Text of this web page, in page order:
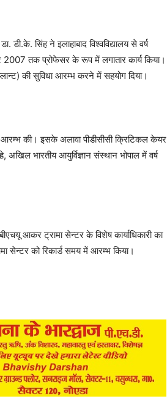
सिंह ने इलाहाबाद विश्वविद्यालय से वर्ष
2007 तक प्रोफेसर के रूप में लगातार कार्य किया।
की सुविधा आरम्भ करने में सहयोग दिया।
की। इसके अलावा पीडीसीसी क्रिटिकल केयर
भारतीय आयुर्विज्ञान संस्थान भोपाल में वर्ष
आकर ट्रामा सेन्टर के विशेष कार्याधिकारी का
सेन्टर को रिकार्ड समय में आरम्भ किया।